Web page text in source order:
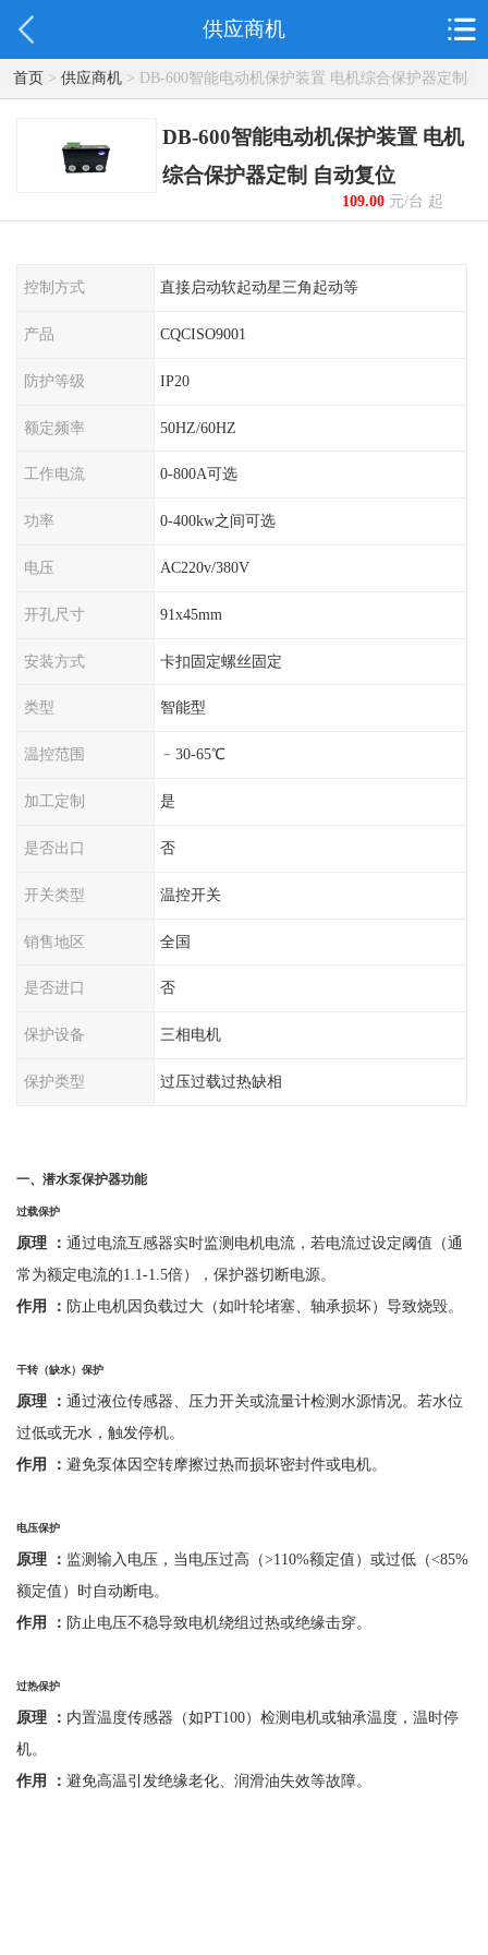
供应商机
首页> 供应商机> DB-600智能电动机保护装置 电机综合保护器定制
自动复位
DB-600智能电动机保护装置 电机
综合保护器定制 自动复位
109.00元/台 起
控制方式 直接启动软起动星三角起动等
产品 CQCISO9001
防护等级 IP20
额定频率 50HZ/60HZ
工作电流 0-800A可选
功率 0-400kw之间可选
电压 AC220v/380V
开孔尺寸 91x45mm
安装方式 卡扣固定螺丝固定
类型 智能型
温控范围 ﹣30-65℃
加工定制 是
是否出口 否
开关类型 温控开关
销售地区 全国
是否进口 否
保护设备 三相电机
保护类型 过压过载过热缺相
一、 潜水泵保护器功能
过载保护
原理 ： 通过电流互感器实时监测电机电流，若电流过设定阈值（通
常为额定电流的1.1-1.5倍），保护器切断电源。
作用
： 防止电机因负载过大（如叶轮堵塞、轴承损坏）导致烧毁。
干转（缺水）保护
原理 ： 通过液位传感器、压力开关或流量计检测水源情况。若水位
过低或无水，触发停机。
作用
： 避免泵体因空转摩擦过热而损坏密封件或电机。
电压保护
原理 ： 监测输入电压，当电压过高（>110%额定值）或过低（<85%
额定值）时自动断电。
作用
： 防止电压不稳导致电机绕组过热或绝缘击穿。
过热保护
原理 ： 内置温度传感器（如PT100）检测电机或轴承温度，温时停
机。
作用
： 避免高温引发绝缘老化、润滑油失效等故障。